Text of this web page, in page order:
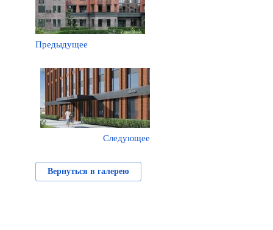
Предыдущее
Следующее
Вернуться в галерею